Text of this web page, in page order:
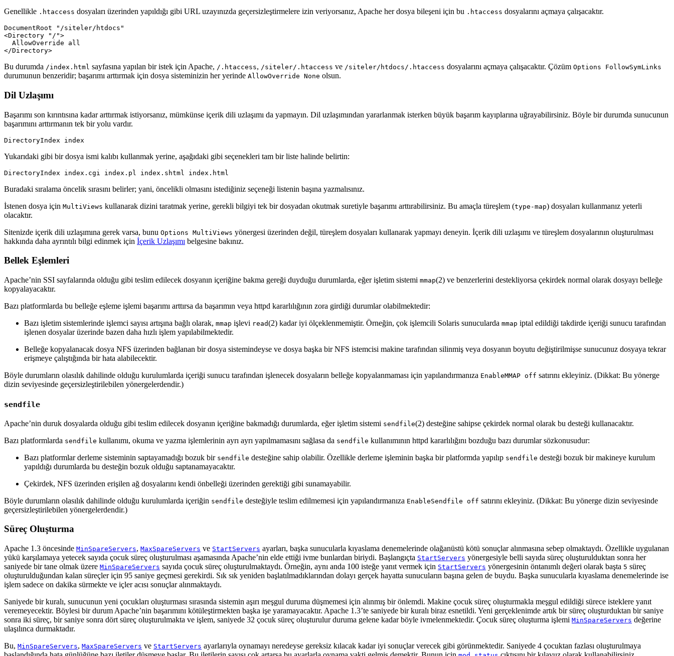
Genellikle .htaccess dosyaları üzerinden yapıldığı gibi URL uzayınızda geçersizleştirmelere izin veriyorsanız, Apache her dosya bileşeni için bu .htaccess dosyalarını açmaya çalışacaktır.
DocumentRoot
"/siteler/htdocs"
<Directory "/">
AllowOverride
</Directory>
Bu durumda /index.html sayfasına yapılan bir istek için Apache, /.htaccess, /siteler/.htaccess ve /siteler/htdocs/.htaccess dosyalarını açmaya çalışacaktır. Çözüm Options FollowSymLinks
durumunun benzeridir; başarımı arttırmak için dosya sisteminizin her yerinde AllowOverride None olsun.
Dil Uzlaşımı
Başarımı son kırıntısına kadar arttırmak istiyorsanız, mümkünse içerik dili uzlaşımı da yapmayın. Dil uzlaşımından yararlanmak isterken büyük başarım kayıplarına uğrayabilirsiniz. Böyle bir durumda sunucunun
başarımını arttırmanın tek bir yolu vardır.
DirectoryIndex index
Yukarıdaki gibi bir dosya ismi kalıbı kullanmak yerine, aşağıdaki gibi seçenekleri tam bir liste halinde belirtin:
DirectoryIndex index . cgi index . pl index . shtml index . html
Buradaki sıralama öncelik sırasını belirler; yani, öncelikli olmasını istediğiniz seçeneği listenin başına yazmalısınız.
İstenen dosya için MultiViews kullanarak dizini taratmak yerine, gerekli bilgiyi tek bir dosyadan okutmak suretiyle başarımı arttırabilirsiniz. Bu amaçla türeşlem (type-map) dosyaları kullanmanız yeterli
olacaktır.
Sitenizde içerik dili uzlaşımına gerek varsa, bunu Options MultiViews yönergesi üzerinden değil, türeşlem dosyaları kullanarak yapmayı deneyin. İçerik dili uzlaşımı ve türeşlem dosyalarının oluşturulması
hakkında daha ayrıntılı bilgi edinmek için İçerik Uzlaşımı belgesine bakınız.
Bellek Eşlemleri
Apache’nin SSI sayfalarında olduğu gibi teslim edilecek dosyanın içeriğine bakma gereği duyduğu durumlarda, eğer işletim sistemi mmap(2) ve benzerlerini destekliyorsa çekirdek normal olarak dosyayı belleğe
kopyalayacaktır.
Bazı platformlarda bu belleğe eşleme işlemi başarımı arttırsa da başarımın veya httpd kararlılığının zora girdiği durumlar olabilmektedir:
Bazı işletim sistemlerinde işlemci sayısı artışına bağlı olarak, mmap işlevi read(2) kadar iyi ölçeklenmemiştir. Örneğin, çok işlemcili Solaris sunucularda mmap iptal edildiği takdirde içeriği sunucu tarafından
işlenen dosyalar üzerinde bazen daha hızlı işlem yapılabilmektedir.
Belleğe kopyalanacak dosya NFS üzerinden bağlanan bir dosya sistemindeyse ve dosya başka bir NFS istemcisi makine tarafından silinmiş veya dosyanın boyutu değiştirilmişse sunucunuz dosyaya tekrar
erişmeye çalıştığında bir hata alabilecektir.
Böyle durumların olasılık dahilinde olduğu kurulumlarda içeriği sunucu tarafından işlenecek dosyaların belleğe kopyalanmaması için yapılandırmanıza EnableMMAP off satırını ekleyiniz. (Dikkat: Bu yönerge
dizin seviyesinde geçersizleştirilebilen yönergelerdendir.)
sendfile
Apache’nin duruk dosyalarda olduğu gibi teslim edilecek dosyanın içeriğine bakmadığı durumlarda, eğer işletim sistemi sendfile(2) desteğine sahipse çekirdek normal olarak bu desteği kullanacaktır.
Bazı platformlarda sendfile kullanımı, okuma ve yazma işlemlerinin ayrı ayrı yapılmamasını sağlasa da sendfile kullanımının httpd kararlılığını bozduğu bazı durumlar sözkonusudur:
Bazı platformlar derleme sisteminin saptayamadığı bozuk bir sendfile desteğine sahip olabilir. Özellikle derleme işleminin başka bir platformda yapılıp sendfile desteği bozuk bir makineye kurulum
yapıldığı durumlarda bu desteğin bozuk olduğu saptanamayacaktır.
Çekirdek, NFS üzerinden erişilen ağ dosyalarını kendi önbelleği üzerinden gerektiği gibi sunamayabilir.
Böyle durumların olasılık dahilinde olduğu kurulumlarda içeriğin sendfile desteğiyle teslim edilmemesi için yapılandırmanıza EnableSendfile off satırını ekleyiniz. (Dikkat: Bu yönerge dizin seviyesinde
geçersizleştirilebilen yönergelerdendir.)
Süreç Oluşturma
Apache 1.3 öncesinde MinSpareServers, MaxSpareServers ve StartServers ayarları, başka sunucularla kıyaslama denemelerinde olağanüstü kötü sonuçlar alınmasına sebep olmaktaydı. Özellikle uygulanan
yükü karşılamaya yetecek sayıda çocuk süreç oluşturulması aşamasında Apache’nin elde ettiği ivme bunlardan biriydi. Başlangıçta StartServers yönergesiyle belli sayıda süreç oluşturulduktan sonra her
saniyede bir tane olmak üzere MinSpareServers sayıda çocuk süreç oluşturulmaktaydı. Örneğin, aynı anda 100 isteğe yanıt vermek için StartServers yönergesinin öntanımlı değeri olarak başta 5 süreç
oluşturulduğundan kalan süreçler için 95 saniye geçmesi gerekirdi. Sık sık yeniden başlatılmadıklarından dolayı gerçek hayatta sunucuların başına gelen de buydu. Başka sunucularla kıyaslama denemelerinde ise
işlem sadece on dakika sürmekte ve içler acısı sonuçlar alınmaktaydı.
Saniyede bir kuralı, sunucunun yeni çocukları oluşturması sırasında sistemin aşırı meşgul duruma düşmemesi için alınmış bir önlemdi. Makine çocuk süreç oluşturmakla meşgul edildiği sürece isteklere yanıt
veremeyecektir. Böylesi bir durum Apache’nin başarımını kötüleştirmekten başka işe yaramayacaktır. Apache 1.3’te saniyede bir kuralı biraz esnetildi. Yeni gerçeklenimde artık bir süreç oluşturduktan bir saniye
sonra iki süreç, bir saniye sonra dört süreç oluşturulmakta ve işlem, saniyede 32 çocuk süreç oluşturulur duruma gelene kadar böyle ivmelenmektedir. Çocuk süreç oluşturma işlemi MinSpareServers değerine
ulaşılınca durmaktadır.
Bu, MinSpareServers, MaxSpareServers ve StartServers ayarlarıyla oynamayı neredeyse gereksiz kılacak kadar iyi sonuçlar verecek gibi görünmektedir. Saniyede 4 çocuktan fazlası oluşturulmaya